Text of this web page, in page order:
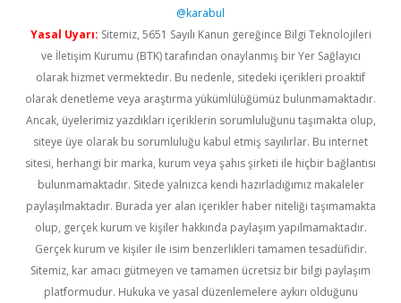
@karabul
Yasal Uyarı: Sitemiz, 5651 Sayılı Kanun gereğince Bilgi Teknolojileri
ve İletişim Kurumu (BTK) tarafından onaylanmış bir Yer Sağlayıcı
olarak hizmet vermektedir. Bu nedenle, sitedeki içerikleri proaktif
olarak denetleme veya araştırma yükümlülüğümüz bulunmamaktadır.
Ancak, üyelerimiz yazdıkları içeriklerin sorumluluğunu taşımakta olup,
siteye üye olarak bu sorumluluğu kabul etmiş sayılırlar. Bu internet
sitesi, herhangi bir marka, kurum veya şahıs şirketi ile hiçbir bağlantısı
bulunmamaktadır. Sitede yalnızca kendi hazırladığımız makaleler
paylaşılmaktadır. Burada yer alan içerikler haber niteliği taşımamakta
olup, gerçek kurum ve kişiler hakkında paylaşım yapılmamaktadır.
Gerçek kurum ve kişiler ile isim benzerlikleri tamamen tesadüfidir.
Sitemiz, kar amacı gütmeyen ve tamamen ücretsiz bir bilgi paylaşım
platformudur. Hukuka ve yasal düzenlemelere aykırı olduğunu